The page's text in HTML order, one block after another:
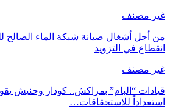
غير مصنف
من أجل أشغال صيانة شبكة الماء
انقطاع في التزويد
غير مصنف
قيادات “البام” بمراكش.. كودار وحنيش
استعداداً للاستحقاقات…